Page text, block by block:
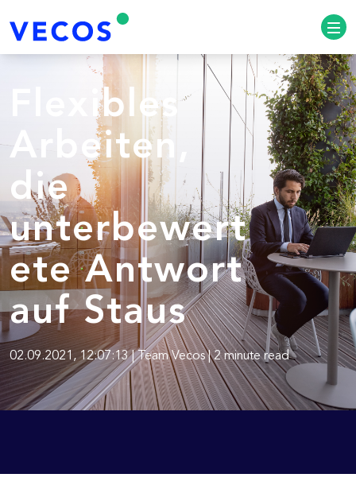
Flexibles
Arbeiten,
die
unterbewert
ete Antwort
auf Staus
02.09.2021, 12:07:13 | Team Vecos | 2 minute read